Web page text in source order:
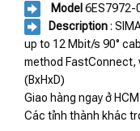
Model6ES7972-
Description:
up to 12 Mbit/s 90°
method FastConnect,
(BxHxD)
Giao hàng ngay ở
Các tỉnh thành khác